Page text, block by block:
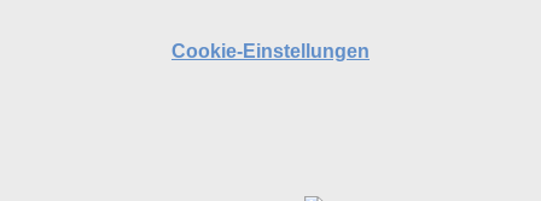
Cookie-Einstellungen